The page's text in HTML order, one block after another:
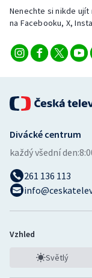
Nenechte si nikde
na Facebooku, X,
Divácké centrum
každý všední den:
261 136 113
Vzhled
Světlý